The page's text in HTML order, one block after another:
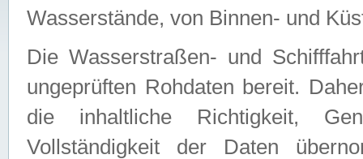
Wasserstände, von Binnen- und
Die Wasserstraßen- und
ungeprüften Rohdaten bereit.
die inhaltliche Richtigkeit,
Vollständigkeit der Daten